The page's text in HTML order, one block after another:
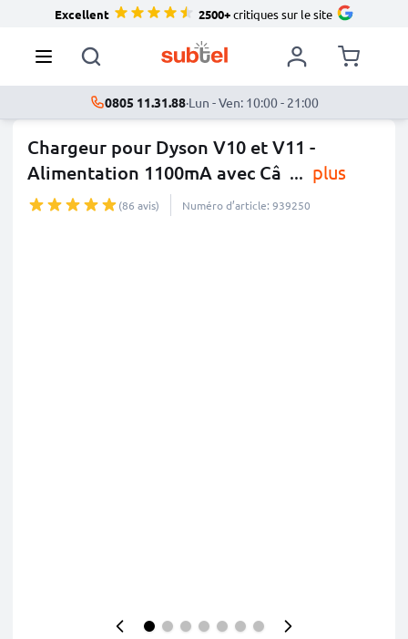
Excellent 2500+critiques sur le site
0805 11.31.88·Lun - Ven: 10:00 - 21:00
Chargeur pour Dyson V10 et V11 -
Alimentation 1100mA avec Câ ... plus
(86 avis) Numéro d’article: 939250